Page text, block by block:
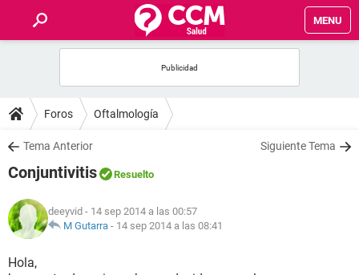
MENU
FOROS
SALUD
FAMILIA
NUTRICIÓN
BIENESTAR
Foros Oftalmología
Tema Anterior Siguiente Tema
Conjuntivitis Resuelto
deeyvid - 14 sep 2014 a las 00:57
M Gutarra - 14 sep 2014 a las 08:41
Hola,